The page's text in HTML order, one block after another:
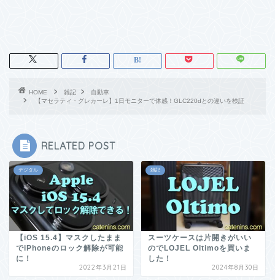
HOME 雑記
自動車
【マセラティ・グレカーレ】1日モニターで体感！GLC220dとの違いを検証
RELATED POST
デジタル
【iOS 15.4】マスクしたまま
でiPhoneのロック解除が可能
に！
2022年3月21日
雑記
スーツケースは片開きがいい
のでLOJEL Oltimoを買いま
した！
2024年8月30日